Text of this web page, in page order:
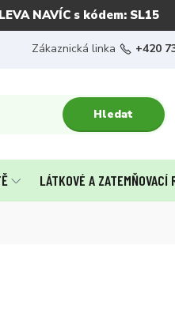
NAVÍC s kódem: SL15
Hledat
Zákaznická linka +420
LÁTKOVÉ A